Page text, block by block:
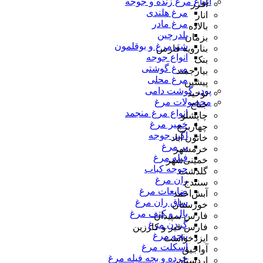
مرغ هلندی
مرغ مادر
بلدرچین
شترمرغ و بوقلمون
انواع جوجه
مرغ گوشتی
مرغ محلی
پودر گوشت دامی
محصولات مرغ
انواع مرغ منجمد
خمیر مرغ
اکبر جوجه
پر مرغ
فیله مرغ
جوجه کباب
ران مرغ
ضایعات مرغ
ساق ران مرغ
بال و کتف مرغ
گردن مرغ
پنجه مرغ
اسکلت مرغ
خرده و بچه فیله مرغ
افزر
انار
بالاده
بزمان
بنارویه فارس
بنک
بیارجمند
پیشین
توحید
جناح
چاپشلو
چهاربرج
خاتون آباد
خرمشهر
خمینی‌شهر
گلدشت
سنندج
آبش‌احمد
خوزستان
فارس سپیدان
فارس قیر و کارزین
ایزدخواست
آواجیق
اردستان